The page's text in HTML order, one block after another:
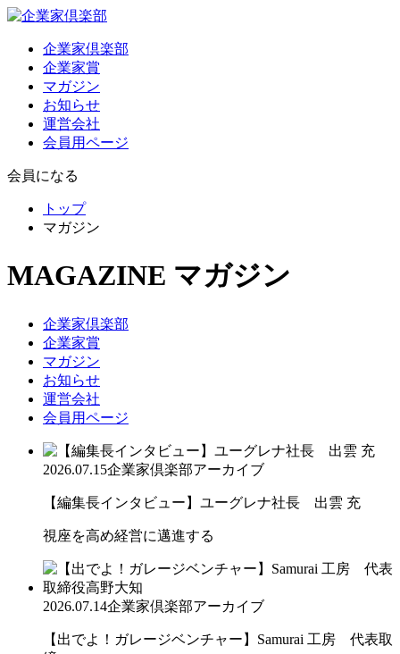
企業家倶楽部
企業家賞
マガジン
お知らせ
運営会社
会員用ページ
会員になる
トップ
マガジン
MAGAZINE マガジン
企業家倶楽部
企業家賞
マガジン
お知らせ
運営会社
会員用ページ
2026.07.15企業家倶楽部アーカイブ
【編集長インタビュー】ユーグレナ社長 出雲 充
視座を高め経営に邁進する
2026.07.14企業家倶楽部アーカイブ
【出でよ！ガレージベンチャー】Samurai 工房 代表取